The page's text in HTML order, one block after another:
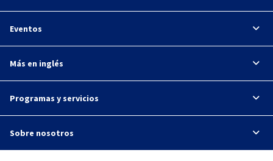
Eventos
Más en inglés
Programas y servicios
Sobre nosotros